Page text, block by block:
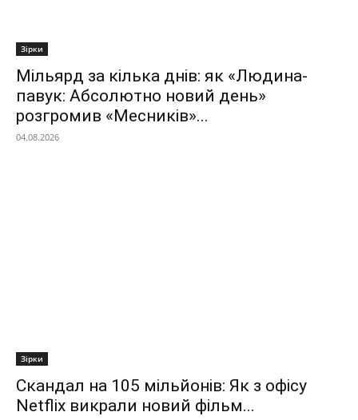
Зірки
Мільярд за кілька днів: як «Людина-
павук: Абсолютно новий день»
розгромив «Месників»...
04.08.2026
Зірки
Скандал на 105 мільйонів: Як з офісу
Netflix викрали новий фільм...